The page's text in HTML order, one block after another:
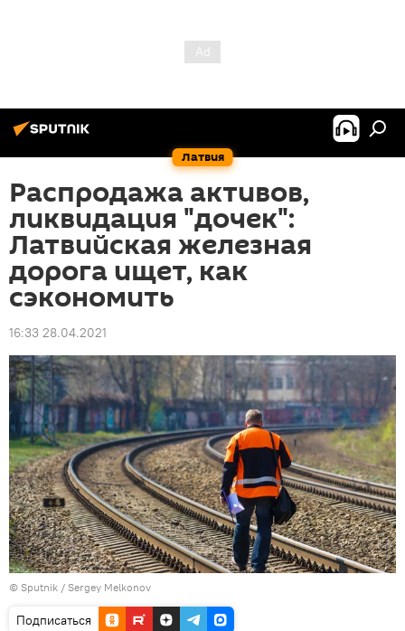
Латвия
Распродажа активов,
ликвидация "дочек":
Латвийская железная
дорога ищет, как
сэкономить
16:33 28.04.2021
© Sputnik / Sergey Melkonov
Подписаться